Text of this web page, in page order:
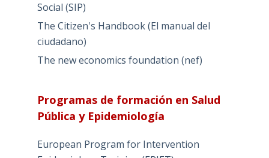
Social (SIP)
The Citizen's Handbook (El manual del
ciudadano)
The new economics foundation (nef)
Programas de formación en Salud
Pública y Epidemiología
European Program for Intervention